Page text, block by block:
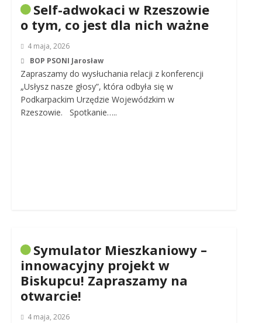
Self-adwokaci w Rzeszowie
o tym, co jest dla nich ważne
4 maja, 2026
BOP PSONI Jarosław
Zapraszamy do wysłuchania relacji z konferencji
„Usłysz nasze głosy”, która odbyła się w
Podkarpackim Urzędzie Wojewódzkim w
Rzeszowie. Spotkanie…..
Symulator Mieszkaniowy –
innowacyjny projekt w
Biskupcu! Zapraszamy na
otwarcie!
4 maja, 2026